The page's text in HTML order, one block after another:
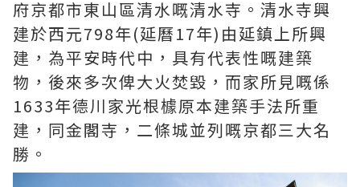
府京都市東山區清水嘅清水寺。清水寺興
建於西元798年(延曆17年)由延鎮上所興
建，為平安時代中，具有代表性嘅建築
物，後來多次俾大火焚毀，而家所見嘅係
1633年德川家光根㯫原本建築手法所重
建，同金閣寺，二條城並列嘅京都三大名
勝。